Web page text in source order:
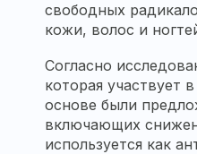
свободных
кожи, волос и
Согласно
которая участвует
основе были
включающих
используется как